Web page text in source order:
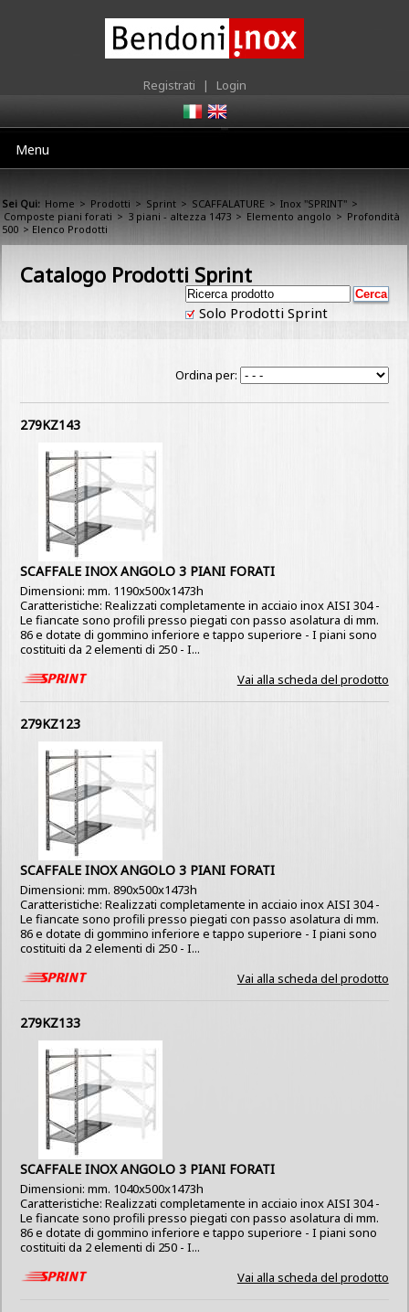
Registrati | Login
Menu
Sei Qui: Home > Prodotti > Sprint > SCAFFALATURE > Inox "SPRINT" >
Composte piani forati > 3 piani - altezza 1473 > Elemento angolo > Profondità
500 > Elenco Prodotti
Catalogo Prodotti Sprint
Solo Prodotti Sprint
Ordina per:
279KZ143
SCAFFALE INOX ANGOLO 3 PIANI FORATI
Dimensioni: mm. 1190x500x1473h
Caratteristiche: Realizzati completamente in acciaio inox AISI 304 -
Le fiancate sono profili presso piegati con passo asolatura di mm.
86 e dotate di gommino inferiore e tappo superiore - I piani sono
costituiti da 2 elementi di 250 - I...
Vai alla scheda del prodotto
279KZ123
SCAFFALE INOX ANGOLO 3 PIANI FORATI
Dimensioni: mm. 890x500x1473h
Caratteristiche: Realizzati completamente in acciaio inox AISI 304 -
Le fiancate sono profili presso piegati con passo asolatura di mm.
86 e dotate di gommino inferiore e tappo superiore - I piani sono
costituiti da 2 elementi di 250 - I...
Vai alla scheda del prodotto
279KZ133
SCAFFALE INOX ANGOLO 3 PIANI FORATI
Dimensioni: mm. 1040x500x1473h
Caratteristiche: Realizzati completamente in acciaio inox AISI 304 -
Le fiancate sono profili presso piegati con passo asolatura di mm.
86 e dotate di gommino inferiore e tappo superiore - I piani sono
costituiti da 2 elementi di 250 - I...
Vai alla scheda del prodotto